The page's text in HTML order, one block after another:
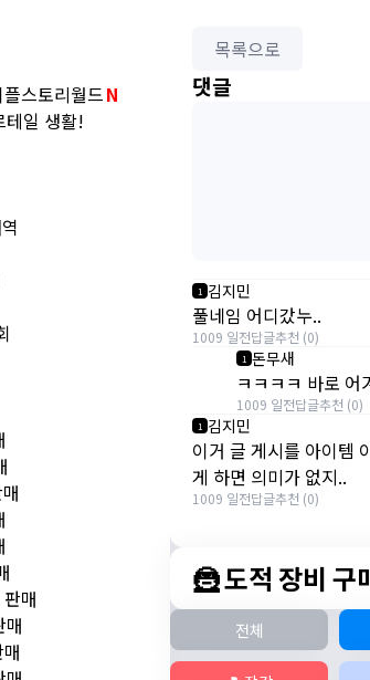
스토리월드N
테일 생활!
매
매
목록으로
댓글
1 김지민
풀네임 어디갔누..
1009 일전답글추천 (0)
1 돈무새
ㅋㅋㅋㅋ 바로 어
1009 일전답글추천 (0)
1 김지민
이거 글 게시를 아이템
게 하면 의미가 없지..
1009 일전답글추천 (0)
🦹 도적 장비 구
전체